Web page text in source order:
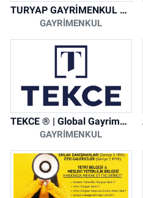
TURYAP GAYRİMENKUL DANIŞMANLIK HİZMETLERİ
GAYRIMENKUL
TEKCE ® | Global Gayrimenkul Şirketi
GAYRIMENKUL